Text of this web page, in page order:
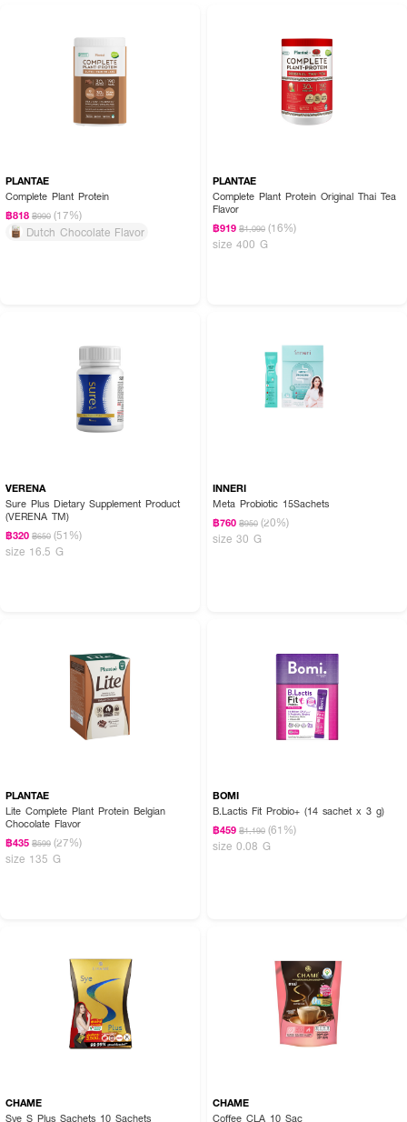
● กางเกงกระชับสัดส่วน จะช่วยปรับสรีระให้คุณมีเอว สะโพก ขา ที่กระชับ สวยได้
● ช่วยส่งเสริมการเผาผลาญ ช่วยให้การไหลเวียนของโลหิตทำงานได้ดีขึ้น
● ช่วยเก็บพยุงช่วงเอว เสริมบุคลิก ระบายอากาศได้ดี ไม่อับชื้น
● ขนาด : Free size (ฟรีไซส์) บรรจุ 1 ชิ้น
How to Use :
PLANTAE
Complete Plant Protein
฿818 ฿990 (17%)
Dutch Chocolate Flavor
PLANTAE
Complete Plant Protein Original Thai Tea
Flavor
฿919 ฿1,090 (16%)
size 400 G
VERENA
Sure Plus Dietary Supplement Product
(VERENA TM)
฿320 ฿650 (51%)
size 16.5 G
INNERI
Meta Probiotic 15Sachets
฿760 ฿950 (20%)
size 30 G
PLANTAE
Lite Complete Plant Protein Belgian
Chocolate Flavor
฿435 ฿599 (27%)
size 135 G
BOMI
B.Lactis Fit Probio+ (14 sachet x 3 g)
฿459 ฿1,190 (61%)
size 0.08 G
CHAME
Sye S Plus Sachets 10 Sachets
CHAME
Coffee CLA 10 Sac